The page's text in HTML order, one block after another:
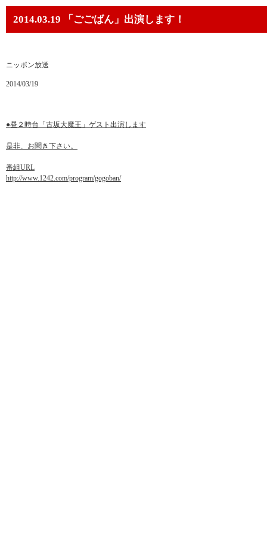
2014.03.19 「ごごばん」出演します！
ニッポン放送
2014/03/19
●昼２時台「古坂大魔王」ゲスト出演します
是非、お聞き下さい。
番組URL
http://www.1242.com/program/gogoban/